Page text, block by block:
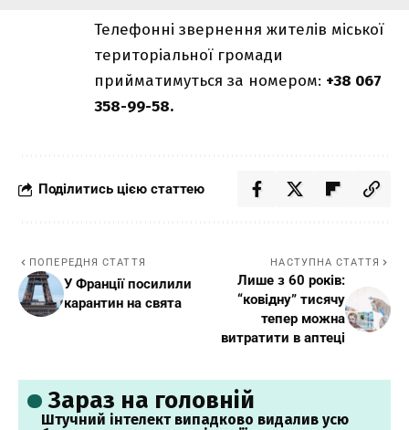
Телефонні звернення жителів міської
територіальної громади
прийматимуться за номером: +38 067
358-99-58.
Поділитись цією статтею
ПОПЕРЕДНЯ СТАТТЯ
У Франції посилили
карантин на свята
НАСТУПНА СТАТТЯ
Лише з 60 років:
“ковідну” тисячу
тепер можна
витратити в аптеці
Зараз на головній
Штучний інтелект випадково видалив усю